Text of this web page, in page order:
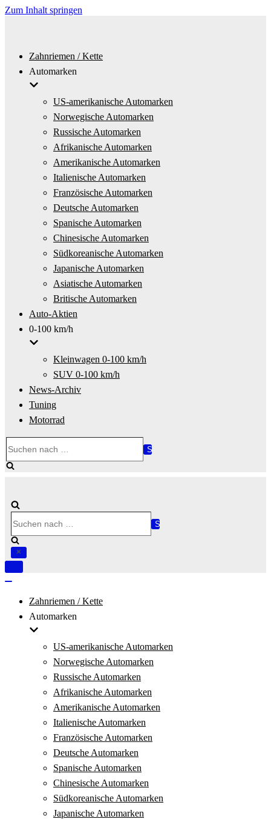
Zum Inhalt springen
Zahnriemen / Kette
Automarken
US-amerikanische Automarken
Norwegische Automarken
Russische Automarken
Afrikanische Automarken
Amerikanische Automarken
Italienische Automarken
Französische Automarken
Deutsche Automarken
Spanische Automarken
Chinesische Automarken
Südkoreanische Automarken
Japanische Automarken
Asiatische Automarken
Britische Automarken
Auto-Aktien
0-100 km/h
Kleinwagen 0-100 km/h
SUV 0-100 km/h
News-Archiv
Tuning
Motorrad
nach …
nach …
Navigation
Zahnriemen / Kette
Automarken
US-amerikanische Automarken
Norwegische Automarken
Russische Automarken
Afrikanische Automarken
Amerikanische Automarken
Italienische Automarken
Französische Automarken
Deutsche Automarken
Spanische Automarken
Chinesische Automarken
Südkoreanische Automarken
Japanische Automarken